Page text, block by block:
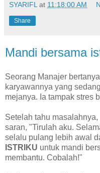
SYARIFL at 11:18:00 AM
Share
Mandi bersama
Seorang Manajer
karyawannya yang
mejanya. Ia tampak stres
Setelah tahu
saran, "Tirulah aku.
selalu pulang lebih awal
ISTRIKU untuk mandi
membantu. Cobalah!"